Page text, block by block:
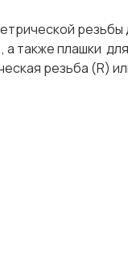
также плашки
резьба (R)